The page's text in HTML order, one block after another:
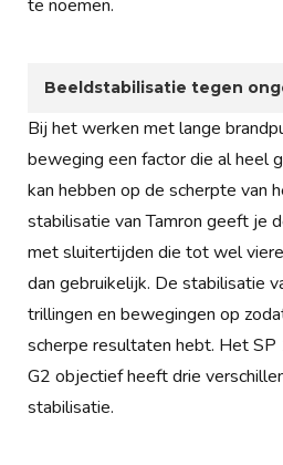
te noemen.
Beeldstabilisatie tegen
Bij het werken met lange
beweging een factor die al heel
kan hebben op de scherpte van
stabilisatie van Tamron geeft je
met sluitertijden die tot wel
dan gebruikelijk. De stabilisatie
trillingen en bewegingen op
scherpe resultaten hebt. Het
G2 objectief heeft drie
stabilisatie.